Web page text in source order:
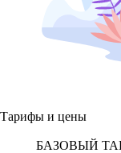
Тарифы и цены
БАЗОВЫЙ